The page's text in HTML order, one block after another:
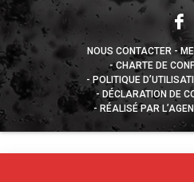
NOUS CONTACTER
CHARTE DE
POLITIQUE
DÉCLARATION DE
RÉALISÉ PAR